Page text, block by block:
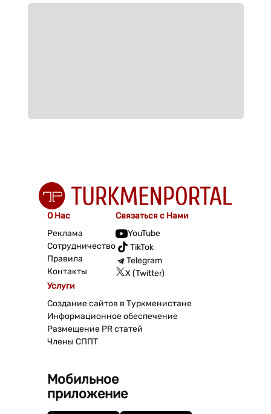
О Нас
Реклама
Сотрудничество
Правила
Контакты
Связаться с Нами
YouTube
TikTok
Telegram
X (Twitter)
Услуги
Создание сайтов в Туркменистане
Информационное обеспечение
Размещение PR статей
Члены СППТ
Мобильное
приложение